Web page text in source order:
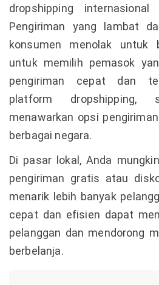
dropshipping internasional
Pengiriman yang lambat
konsumen menolak untuk
untuk memilih pemasok
pengiriman cepat dan
platform dropshipping,
menawarkan opsi
berbagai negara.
Di pasar lokal, Anda
pengiriman gratis atau
menarik lebih banyak
cepat dan efisien dapat
pelanggan dan mendorong
berbelanja.